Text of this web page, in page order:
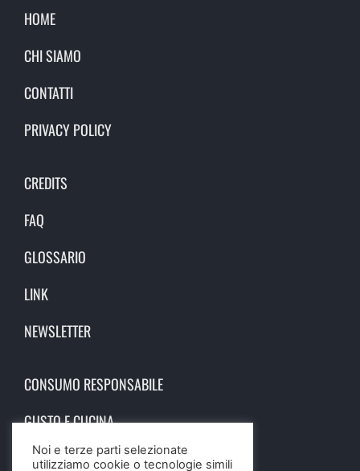
HOME
CHI SIAMO
CONTATTI
PRIVACY POLICY
CREDITS
FAQ
GLOSSARIO
LINK
NEWSLETTER
CONSUMO RESPONSABILE
GUSTO E CUCINA
SCIENZA E SALUTE
Noi e terze parti selezionate
utilizziamo cookie o tecnologie simili